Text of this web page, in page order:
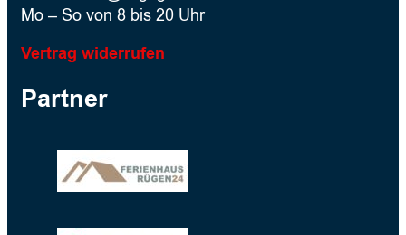
Mo – So von 8 bis 20 Uhr
Vertrag widerrufen
Partner